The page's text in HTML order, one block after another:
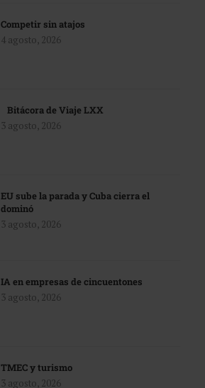
Competir sin atajos
4 agosto, 2026
Bitácora de Viaje LXX
3 agosto, 2026
EU sube la parada y Cuba cierra el
dominó
3 agosto, 2026
IA en empresas de cincuentones
3 agosto, 2026
TMEC y turismo
3 agosto, 2026